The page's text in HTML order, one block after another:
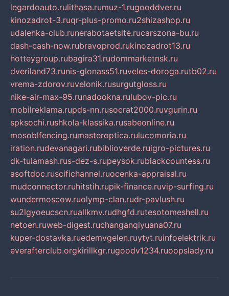
legardoauto.rulithasa.rumuz-1.rugooddver.ru
kinozadrot-3.ruqr-plus-promo.ru2shizashop.ru
udalenka-club.runerabotaetsite.rucarszona-bu.ru
dash-cash-now.rubravoprod.rukinozadrot13.ru
hotteygroup.rubagira31.rudommarketnsk.ru
dveriland73.runis-glonass51.ruveles-doroga.rutb02.ru
vrema-zdorov.ruvelonik.rusurgutgloss.ru
nike-air-max-95.runadookna.rulubov-pic.ru
mobilreklama.rupds-nn.rusocrat2000.ruvgurin.ru
spksochi.rushkola-klassika.rusabeonline.ru
mosoblfencing.rumasteroptica.rulucomoria.ru
iration.rudevanagari.rubiblioverde.ruigro-pictures.ru
dk-tulamash.rus-dez-s.rupeysok.rublackcountess.ru
asoftdoc.ruscifichannel.ruocenka-appraisal.ru
mudconnector.ruhitstih.rupik-finance.ruvip-surfing.ru
wundermoscow.ruolymp-clan.rudr-pavlush.ru
su2lgyoeucscn.ruallkmv.rudhgfd.rutesotomeshell.ru
netoen.ruweb-digest.ruchanganqiyuana07.ru
kuper-dostavka.ruedemvgelen.ruytyt.ruinfoelektrik.ru
everafterclub.orgkirillkgr.rugoodv1234.ruoopslady.ru